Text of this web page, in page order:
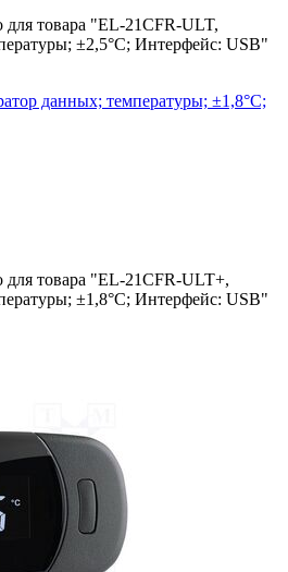
товара "EL-21CFR-ULT,
±2,5°C; Интерфейс: USB"
данных; температуры; ±1,8°C;
товара "EL-21CFR-ULT+,
±1,8°C; Интерфейс: USB"